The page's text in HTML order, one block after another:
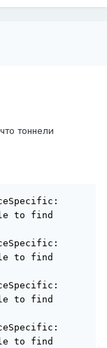
тоннели
to find
to find
to find
to find